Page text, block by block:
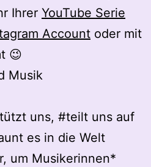
Ihrer YouTube Serie
Account oder mit
😉
Musik
uns, #teilt uns auf
es in die Welt
um Musikerinnen*